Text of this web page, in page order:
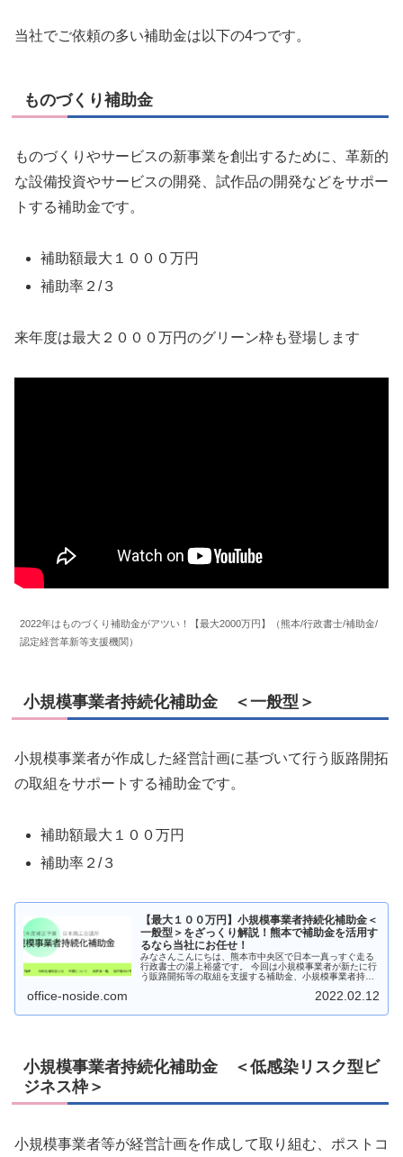
当社でご依頼の多い補助金は以下の4つです。
ものづくり補助金
ものづくりやサービスの新事業を創出するために、革新的
な設備投資やサービスの開発、試作品の開発などをサポー
トする補助金です。
補助額最大１０００万円
補助率２/３
来年度は最大２０００万円のグリーン枠も登場します
2022年はものづくり補助金がアツい！【最大2000万円】（熊本/行政書士/補助金/
認定経営革新等支援機関）
小規模事業者持続化補助金 ＜一般型＞
小規模事業者が作成した経営計画に基づいて行う販路開拓
の取組をサポートする補助金です。
補助額最大１００万円
補助率２/３
【最大１００万円】小規模事業者持続化補助金＜
一般型＞をざっくり解説！熊本で補助金を活用す
るなら当社にお任せ！
みなさんこんにちは、熊本市中央区で日本一真っすぐ走る
行政書士の湯上裕盛です。 今回は小規模事業者が新たに行
う販路開拓等の取組を支援する補助金、小規模事業者持続
office-noside.com 2022.02.12
小規模事業者持続化補助金 ＜低感染リスク型ビ
ジネス枠＞
⼩規模事業者等が経営計画を作成して取り組む、ポストコ